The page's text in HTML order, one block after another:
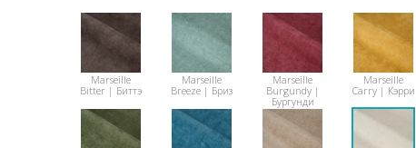
Marseille
Bitter | Биттэ
Marseille
Breeze | Бриз
Marseille
Burgundy |
Бургунди
Marseille
Carry | Кэрри